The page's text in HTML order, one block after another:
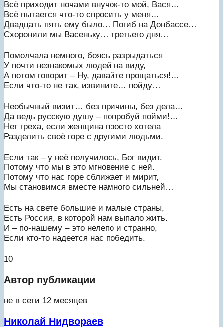
Всё приходит ночами внучок-то мой, Вася…
Всё пытается что-то спросить у меня…
Двадцать пять ему было… Погиб на Донбассе…
Схоронили мы Васеньку… третьего дня…
Помолчала немного, боясь разрыдаться
У почти незнакомых людей на виду,
А потом говорит – Ну, давайте прощаться!…
Если что-то не так, извините… пойду…
Необычный визит… без причины, без дела…
Да ведь русскую душу – попробуй пойми!…
Нет греха, если женщина просто хотела
Разделить своё горе с другими людьми.
Если так – у неё получилось, Бог видит.
Потому что мы в это мгновение с ней.
Потому что нас горе сближает и мирит,
Мы становимся вместе намного сильней…
Есть на свете большие и малые страны,
Есть Россия, в которой нам выпало жить.
И – по-нашему – это нелепо и странно,
Если кто-то надеется нас победить.
10
Автор публикации
не в сети 12 месяцев
Николай Нидвораев